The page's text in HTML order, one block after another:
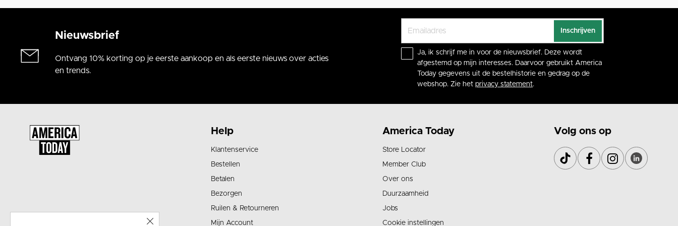
Nieuwsbrief
Ontvang 10% korting op je eerste aankoop en als eerste nieuws over acties
en trends.
Inschrijven
Ja, ik schrijf me in voor de nieuwsbrief. Deze wordt
afgestemd op mijn interesses. Daarvoor gebruikt America
Today gegevens uit de bestelhistorie en gedrag op de
webshop. Zie het privacy statement.
Help
Klantenservice
Bestellen
Betalen
Bezorgen
Ruilen & Retourneren
Mijn Account
America Today
Store Locator
Member Club
Over ons
Duurzaamheid
Jobs
Cookie instellingen
Volg ons op